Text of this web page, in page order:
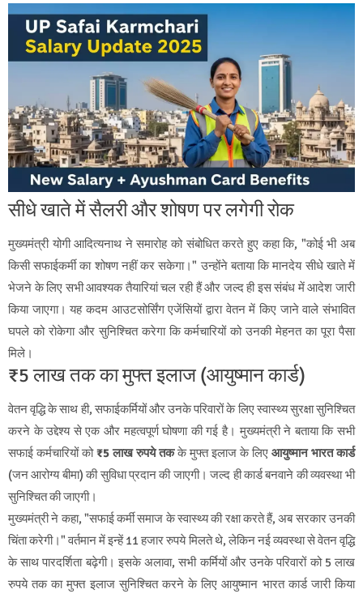
सीधे खाते में सैलरी और शोषण पर लगेगी रोक
मुख्यमंत्री योगी आदित्यनाथ ने समारोह को संबोधित करते हुए कहा कि, "कोई भी अब
किसी सफाईकर्मी का शोषण नहीं कर सकेगा।" उन्होंने बताया कि मानदेय सीधे खाते में
भेजने के लिए सभी आवश्यक तैयारियां चल रही हैं और जल्द ही इस संबंध में आदेश जारी
किया जाएगा। यह कदम आउटसोर्सिंग एजेंसियों द्वारा वेतन में किए जाने वाले संभावित
घपले को रोकेगा और सुनिश्चित करेगा कि कर्मचारियों को उनकी मेहनत का पूरा पैसा
मिले।
₹5 लाख तक का मुफ्त इलाज (आयुष्मान कार्ड)
वेतन वृद्धि के साथ ही, सफाईकर्मियों और उनके परिवारों के लिए स्वास्थ्य सुरक्षा सुनिश्चित
करने के उद्देश्य से एक और महत्वपूर्ण घोषणा की गई है। मुख्यमंत्री ने बताया कि सभी
सफाई कर्मचारियों को₹5 लाख रुपये तकके मुफ्त इलाज के लिए आयुष्मान भारत कार्ड
(जन आरोग्य बीमा) की सुविधा प्रदान की जाएगी। जल्द ही कार्ड बनवाने की व्यवस्था भी
सुनिश्चित की जाएगी।
मुख्यमंत्री ने कहा, "सफाई कर्मी समाज के स्वास्थ्य की रक्षा करते हैं, अब सरकार उनकी
चिंता करेगी।" वर्तमान में इन्हें 11 हजार रुपये मिलते थे, लेकिन नई व्यवस्था से वेतन वृद्धि
के साथ पारदर्शिता बढ़ेगी। इसके अलावा, सभी कर्मियों और उनके परिवारों को 5 लाख
रुपये तक का मुफ्त इलाज सुनिश्चित करने के लिए आयुष्मान भारत कार्ड जारी किया